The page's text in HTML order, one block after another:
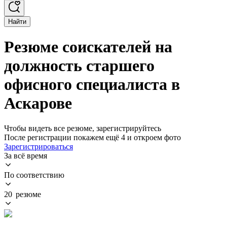
Найти
Резюме соискателей на
должность старшего
офисного специалиста в
Аскарове
Чтобы видеть все резюме, зарегистрируйтесь
После регистрации покажем ещё 4 и откроем фото
Зарегистрироваться
За всё время
По соответствию
20 резюме